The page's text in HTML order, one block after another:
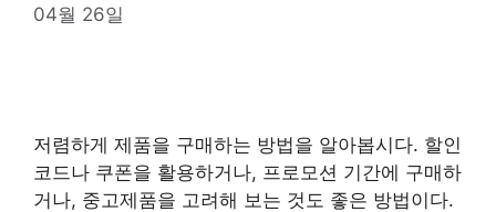
04월 26일
저렴하게 제품을 구매하는 방법을 알아봅시다. 할인
코드나 쿠폰을 활용하거나, 프로모션 기간에 구매하
거나, 중고제품을 고려해 보는 것도 좋은 방법이다.